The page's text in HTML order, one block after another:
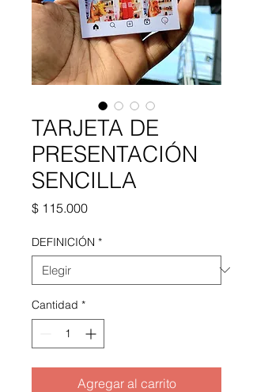
TARJETA DE
PRESENTACIÓN
SENCILLA
$ 115.000Precio
DEFINICIÓN *
Cantidad *
Agregar al carrito